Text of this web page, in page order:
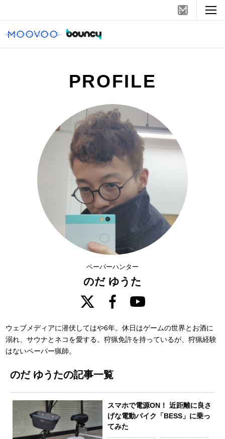
PROFILE
ペーパーハンター
のだ ゆうた
ウェブメディアに潜伏してはや6年。休日はゲームの世界とお酒に
溺れ、サウナとネコを愛する。狩猟免許を持っているが、狩猟経験
はないペーパー猟師。
のだ ゆうたの記事一覧
スマホで電源ON！ 近距離に良さ
げな電動バイク「BESS」に乗っ
てみた